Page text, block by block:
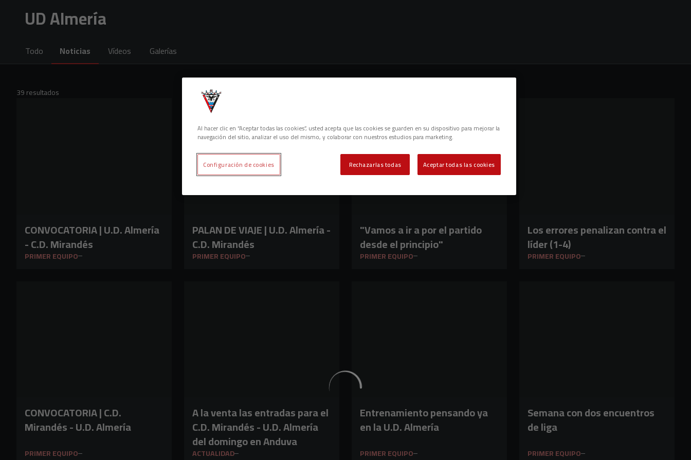
UD Almería
Todo Noticias Vídeos Galerías
39 resultados
CONVOCATORIA | U.D. Almería
- C.D. Mirandés
PRIMER EQUIPO
PALAN DE VIAJE | U.D. Almería -
C.D. Mirandés
PRIMER EQUIPO
"Vamos a ir a por el partido
desde el principio"
PRIMER EQUIPO
Los errores penalizan contra el
líder (1-4)
PRIMER EQUIPO
CONVOCATORIA | C.D.
Mirandés - U.D. Almería
PRIMER EQUIPO
A la venta las entradas para el
C.D. Mirandés - U.D. Almería
del domingo en Anduva
ACTUALIDAD
Entrenamiento pensando ya
en la U.D. Almería
PRIMER EQUIPO
Semana con dos encuentros
de liga
PRIMER EQUIPO
Al hacer clic en “Aceptar todas las cookies”, usted acepta que las cookies se guarden en su dispositivo para mejorar la
navegación del sitio, analizar el uso del mismo, y colaborar con nuestros estudios para marketing.
Rechazarlas todas Aceptar todas las cookies
Configuración de cookies